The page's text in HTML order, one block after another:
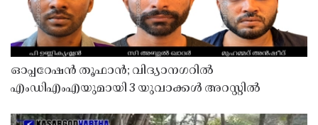
ഓപ്പറേഷൻ തൂഫാൻ; വിദ്യാനഗറിൽ
എംഡിഎംഎയുമായി 3 യുവാക്കൾ അറസ്റ്റിൽ